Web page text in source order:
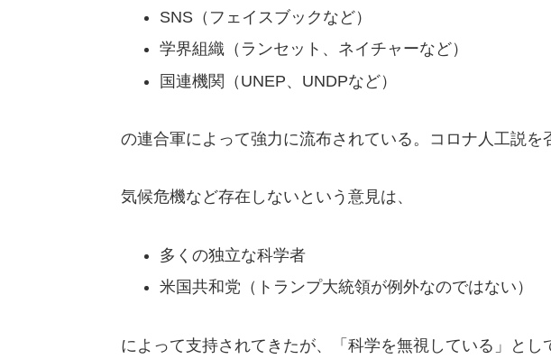
SNS（フェイスブックなど）
学界組織（ランセット、ネイチャーなど）
国連機関（UNEP、UNDPなど）
の連合軍によって強力に流布されている。コロナ人工説を
気候危機など存在しないという意見は、
多くの独立な科学者
米国共和党（トランプ大統領が例外なのではない）
によって支持されてきたが、「科学を無視している」とし